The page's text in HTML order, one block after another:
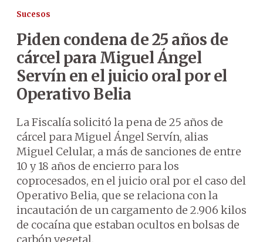
Sucesos
Piden condena de 25 años de
cárcel para Miguel Ángel
Servín en el juicio oral por el
Operativo Belia
La Fiscalía solicitó la pena de 25 años de
cárcel para Miguel Ángel Servín, alias
Miguel Celular, a más de sanciones de entre
10 y 18 años de encierro para los
coprocesados, en el juicio oral por el caso del
Operativo Belia, que se relaciona con la
incautación de un cargamento de 2.906 kilos
de cocaína que estaban ocultos en bolsas de